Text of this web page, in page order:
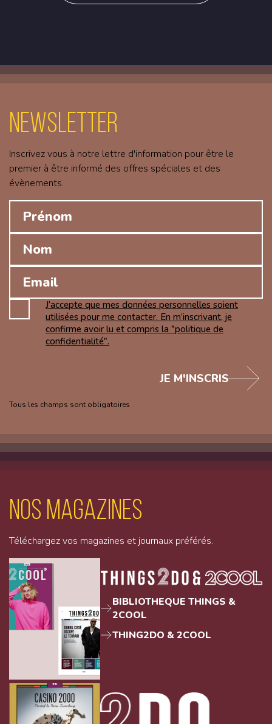
Newsletter
Inscrivez vous à notre lettre d'information pour être le
premier à être informé des offres spéciales et des
évènements.
J’accepte que mes données personnelles soient
utilisées pour me contacter. En m’inscrivant, je
confirme avoir lu et compris la "politique de
confidentialité".
Tous les champs sont obligatoires
JE M'INSCRIS
Nos magazines
Téléchargez vos magazines et journaux préférés.
BIBLIOTHEQUE THINGS &
2COOL
THING2DO & 2COOL